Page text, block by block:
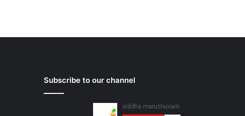
Subscribe to our channel